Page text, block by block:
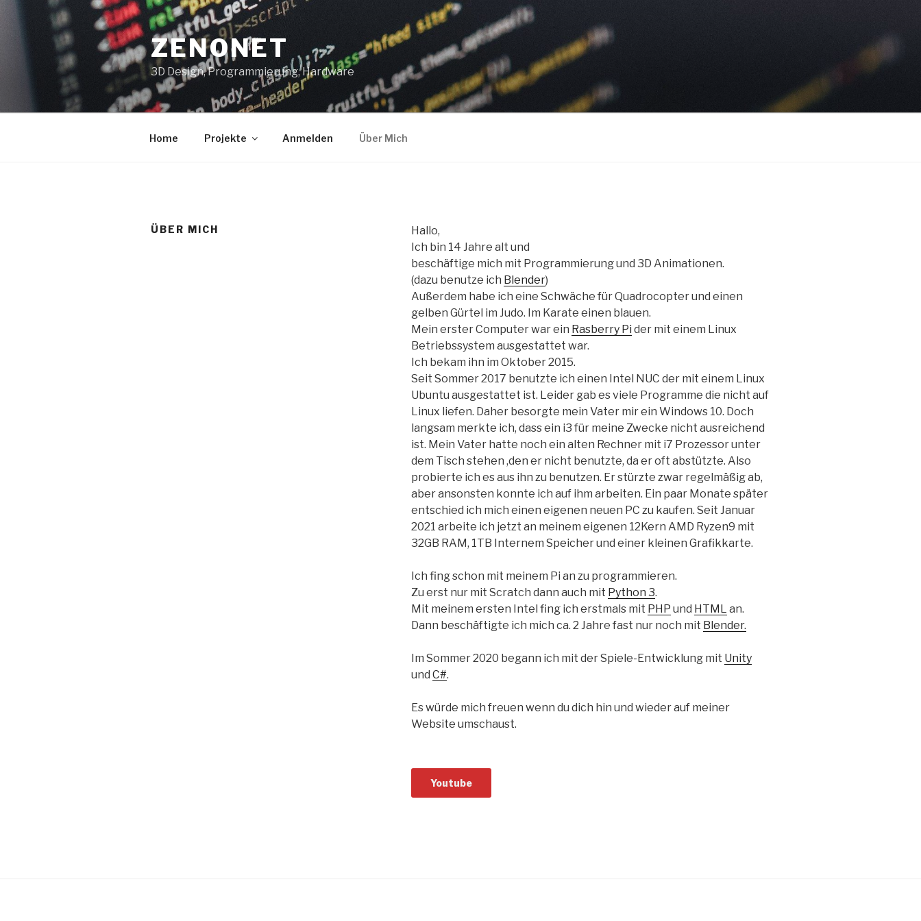
Inhalt
springen
ZENONET
3D Design, Programmierung, Hardware
Home Projekte Anmelden Über Mich
ÜBER MICH
Hallo,
Ich bin 14 Jahre alt und
beschäftige mich mit Programmierung und 3D Animationen.
(dazu benutze ich Blender)
Außerdem habe ich eine Schwäche für Quadrocopter und einen
gelben Gürtel im Judo. Im Karate einen blauen.
Mein erster Computer war ein Rasberry Pi der mit einem Linux
Betriebssystem ausgestattet war.
Ich bekam ihn im Oktober 2015.
Seit Sommer 2017 benutzte ich einen Intel NUC der mit einem Linux
Ubuntu ausgestattet ist. Leider gab es viele Programme die nicht auf
Linux liefen. Daher besorgte mein Vater mir ein Windows 10. Doch
langsam merkte ich, dass ein i3 für meine Zwecke nicht ausreichend
ist. Mein Vater hatte noch ein alten Rechner mit i7 Prozessor unter
dem Tisch stehen ,den er nicht benutzte, da er oft abstützte. Also
probierte ich es aus ihn zu benutzen. Er stürzte zwar regelmäßig ab,
aber ansonsten konnte ich auf ihm arbeiten. Ein paar Monate später
entschied ich mich einen eigenen neuen PC zu kaufen. Seit Januar
2021 arbeite ich jetzt an meinem eigenen 12Kern AMD Ryzen9 mit
32GB RAM, 1TB Internem Speicher und einer kleinen Grafikkarte.
Ich fing schon mit meinem Pi an zu programmieren.
Zu erst nur mit Scratch dann auch mit Python 3.
Mit meinem ersten Intel fing ich erstmals mit PHP und HTML an.
Dann beschäftigte ich mich ca. 2 Jahre fast nur noch mit Blender.
Im Sommer 2020 begann ich mit der Spiele-Entwicklung mit Unity
und C#.
Eswürde mich freuen wenn du dich hin und wieder auf meiner
Website umschaust.
Youtube